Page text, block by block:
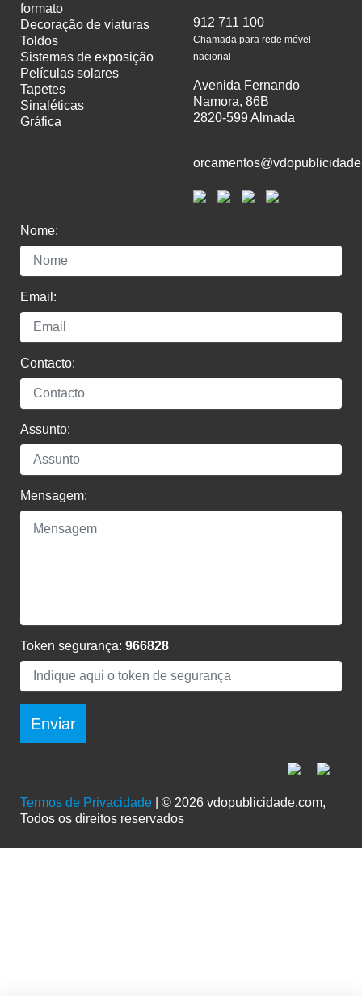
formato
decoração de viaturas
toldos
sistemas de exposição
películas solares
tapetes
sinaléticas
gráfica
912 711 100
Chamada para rede móvel
nacional
Avenida Fernando
Namora, 86B
2820-599 Almada
Nome:
Email:
Contacto:
Assunto:
Mensagem:
Token segurança: 966828
Enviar
Termos de Privacidade | © 2026 vdopublicidade.com,
Todos os direitos reservados